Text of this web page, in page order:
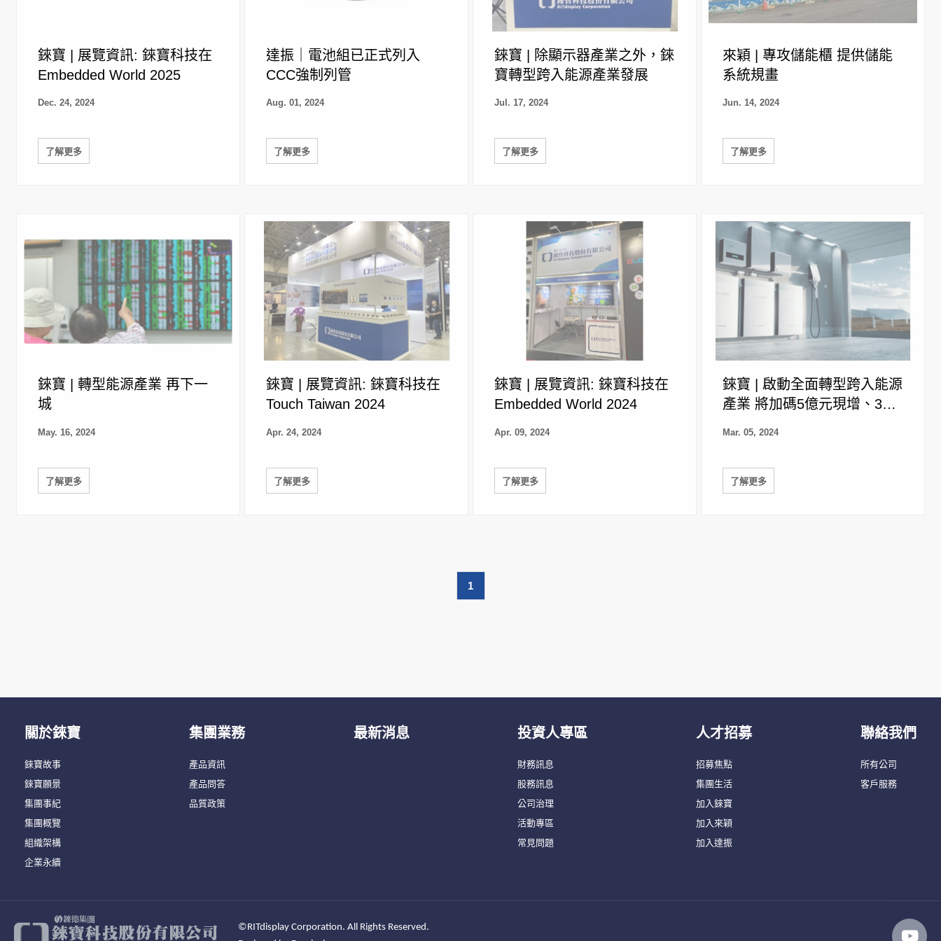
錸寶 | 展覽資訊: 錸寶科技在
Embedded World 2025
Dec. 24, 2024
了解更多
達振｜電池組已正式列入
CCC強制列管
Aug. 01, 2024
了解更多
錸寶 | 除顯示器產業之外，錸
寶轉型跨入能源產業發展
Jul. 17, 2024
了解更多
來穎 | 專攻儲能櫃 提供儲能
系統規畫
Jun. 14, 2024
了解更多
錸寶 | 轉型能源產業 再下一
城
May. 16, 2024
了解更多
錸寶 | 展覽資訊: 錸寶科技在
Touch Taiwan 2024
Apr. 24, 2024
了解更多
錸寶 | 展覽資訊: 錸寶科技在
Embedded World 2024
Apr. 09, 2024
了解更多
錸寶 | 啟動全面轉型跨入能源
產業 將加碼5億元現增、30
Mar. 05, 2024
了解更多
1
關於錸寶
錸寶故事
錸寶願景
集團事紀
集團概覽
組織架構
企業永續
集團業務
產品資訊
產品問答
品質政策
最新消息 投資人專區
財務訊息
股務訊息
公司治理
活動專區
常見問題
人才招募
招募焦點
集團生活
加入錸寶
加入來穎
加入達振
聯絡我們
所有公司
客戶服務
©RITdisplay Corporation. All Rights Reserved.